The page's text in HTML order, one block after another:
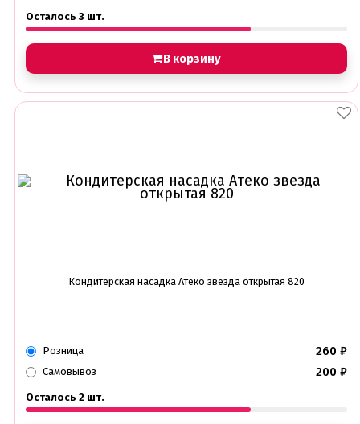
Осталось 3 шт.
В корзину
Кондитерская насадка Атеко звезда открытая 820
Розница 260 ₽
Самовывоз 200 ₽
Осталось 2 шт.